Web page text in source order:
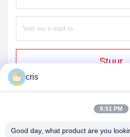
Stuur
cris
9:51 PM
Good day, what product are you